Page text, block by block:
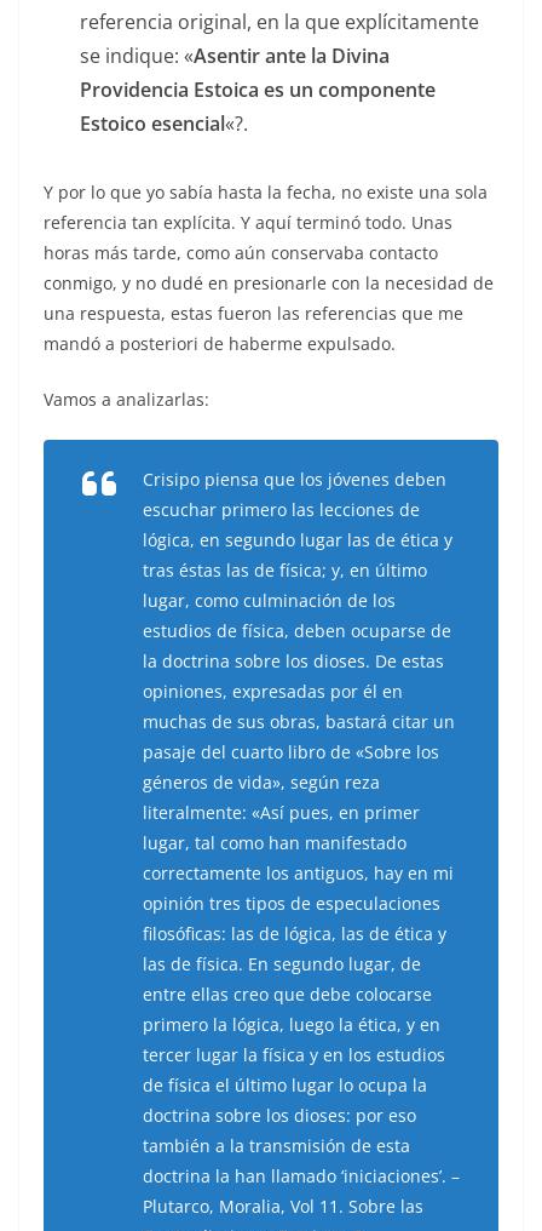
referencia original, en la que explícitamente
se indique: «Asentir ante la Divina
Providencia Estoica es un componente
Estoico esencial«?.
Y por lo que yo sabía hasta la fecha, no existe una sola
referencia tan explícita. Y aquí terminó todo. Unas
horas más tarde, como aún conservaba contacto
conmigo, y no dudé en presionarle con la necesidad de
una respuesta, estas fueron las referencias que me
mandó a posteriori de haberme expulsado.
Vamos a analizarlas:
Crisipo piensa que los jóvenes deben
escuchar primero las lecciones de
lógica, en segundo lugar las de ética y
tras éstas las de física; y, en último
lugar, como culminación de los
estudios de física, deben ocuparse de
la doctrina sobre los dioses. De estas
opiniones, expresadas por él en
muchas de sus obras, bastará citar un
pasaje del cuarto libro de «Sobre los
géneros de vida», según reza
literalmente: «Así pues, en primer
lugar, tal como han manifestado
correctamente los antiguos, hay en mi
opinión tres tipos de especulaciones
filosóficas: las de lógica, las de ética y
las de física. En segundo lugar, de
entre ellas creo que debe colocarse
primero la lógica, luego la ética, y en
tercer lugar la física y en los estudios
de física el último lugar lo ocupa la
doctrina sobre los dioses: por eso
también a la transmisión de esta
doctrina la han llamado ‘iniciaciones’. –
Plutarco, Moralia, Vol 11. Sobre las